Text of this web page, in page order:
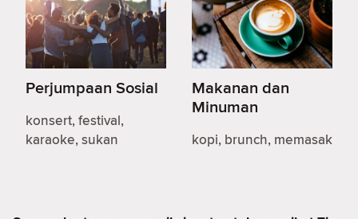
Perjumpaan Sosial
konsert, festival,
karaoke, sukan
Makanan dan
Minuman
kopi, brunch, memasak